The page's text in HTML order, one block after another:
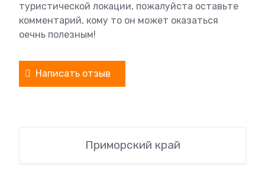
туристической локации, пожалуйста оставьте
комментарий, кому то он может оказаться
оечнь полезным!
Написать отзыв
Приморский край